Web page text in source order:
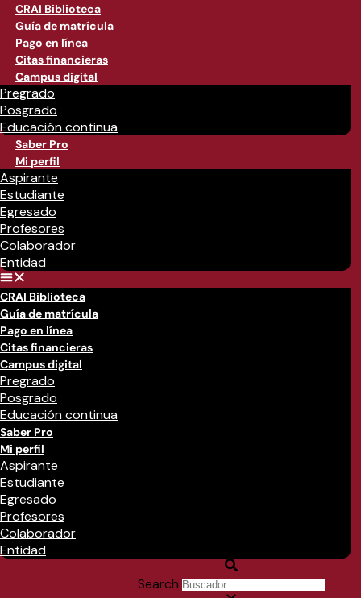
CRAI Biblioteca
Guía de matrícula
Pago en línea
Citas financieras
Campus digital
Pregrado
Posgrado
Educación continua
Saber Pro
Mi perfil
Aspirante
Estudiante
Egresado
Profesores
Colaborador
Entidad
CRAI Biblioteca
Guía de matrícula
Pago en línea
Citas financieras
Campus digital
Pregrado
Posgrado
Educación continua
Saber Pro
Mi perfil
Aspirante
Estudiante
Egresado
Profesores
Colaborador
Entidad
Search